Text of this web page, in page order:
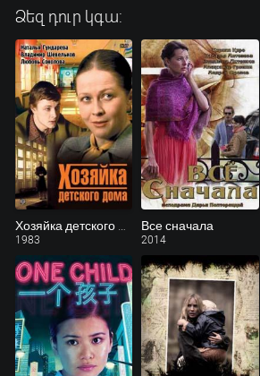
Ձեզ դուր կգա:
1983
Все сначала
2014